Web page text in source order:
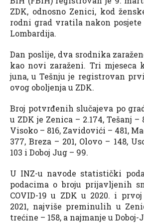
ZDK, odnosno Zenici, kod
rodni grad vratila nakon
Lombardija.
Dan poslije, dva srodnika
kao novi zaraženi. Tri mjeseca
juna, u Tešnju je registrovan
ovog oboljenja u ZDK.
Broj potvrđenih slučajeva po
u ZDK je Zenica – 2.174, Tešanj –
Visoko – 816, Zavidovići – 481,
377, Breza – 201, Olovo – 148,
103 i Doboj Jug – 99.
U INZ-u navode statistički
podacima o broju prijavljenih
COVID-19 u ZDK u 2020. i
2021, najviše preminulih u
trećine – 158, a najmanje u Doboj-